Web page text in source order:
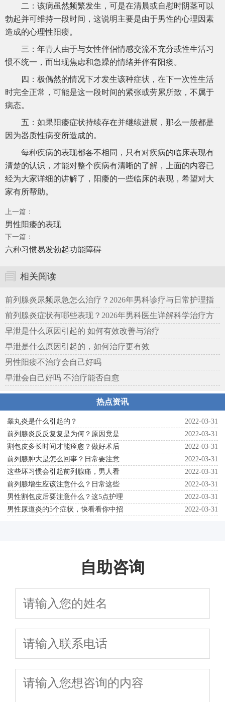
二：该病虽然频繁发生，可是在清晨或自慰时阴茎可以
勃起并可维持一段时间，这说明主要是由于男性的心理因素
造成的心理性阳痿。
三：年青人由于与女性伴侣情感交流不充分或性生活习
惯不统一，而出现焦虑和急躁的情绪并伴有阳痿。
四：极偶然的情况下才发生该种症状，在下一次性生活
时完全正常，可能是这一段时间的紧张或劳累所致，不属于
病态。
五：如果阳痿症状持续存在并继续进展，那么一般都是
因为器质性病变所造成的。
每种疾病的表现都各不相同，只有对疾病的临床表现有
清楚的认识，才能对整个疾病有清晰的了解，上面的内容已
经为大家详细的讲解了，阳痿的一些临床的表现，希望对大
家有所帮助。
上一篇：
男性阳痿的表现
下一篇：
六种习惯易发勃起功能障碍
相关阅读
前列腺炎尿频尿急怎么治疗？2026年男科诊疗与日常护理指
南
前列腺炎症状有哪些表现？2026年男科医生详解科学治疗方
案
早泄是什么原因引起的 如何有效改善与治疗
早泄是什么原因引起的，如何治疗更有效
男性阳痿不治疗会自己好吗
早泄会自己好吗 不治疗能否自愈
热点资讯
睾丸炎是什么引起的？
2022-03-31
前列腺炎反反复复是为何？原因竟是
2022-03-31
割包皮多长时间才能痊愈？做好术后
2022-03-31
前列腺肿大是怎么回事？日常要注意
2022-03-31
这些坏习惯会引起前列腺痛，男人看
2022-03-31
前列腺增生应该注意什么？日常这些
2022-03-31
男性割包皮后要注意什么？这5点护理
2022-03-31
男性尿道炎的5个症状，快看看你中招
2022-03-31
自助咨询